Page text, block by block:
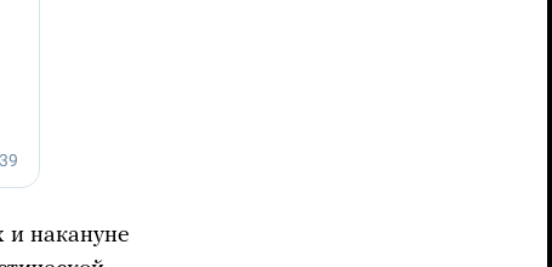
и накануне